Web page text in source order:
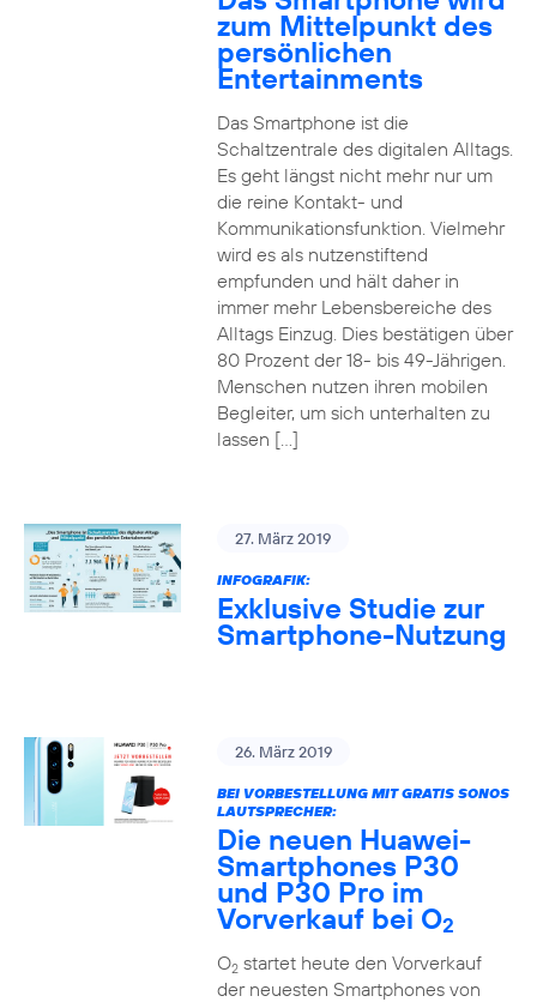
zum Mittelpunkt des
persönlichen
Entertainments
Das Smartphone ist die
Schaltzentrale des digitalen Alltags.
Es geht längst nicht mehr nur um
die reine Kontakt- und
Kommunikationsfunktion. Vielmehr
wird es als nutzenstiftend
empfunden und hält daher in
immer mehr Lebensbereiche des
Alltags Einzug. Dies bestätigen über
80 Prozent der 18- bis 49-Jährigen.
Menschen nutzen ihren mobilen
Begleiter, um sich unterhalten zu
lassen […]
27. März 2019
INFOGRAFIK:
Exklusive Studie zur
Smartphone-Nutzung
26. März 2019
BEI VORBESTELLUNG MIT GRATIS SONOS
LAUTSPRECHER:
Die neuen Huawei-
Smartphones P30
und P30 Pro im
Vorverkauf bei O2
O2startet heute den Vorverkauf
der neuesten Smartphones von